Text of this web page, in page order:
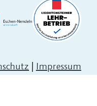
| Impressum